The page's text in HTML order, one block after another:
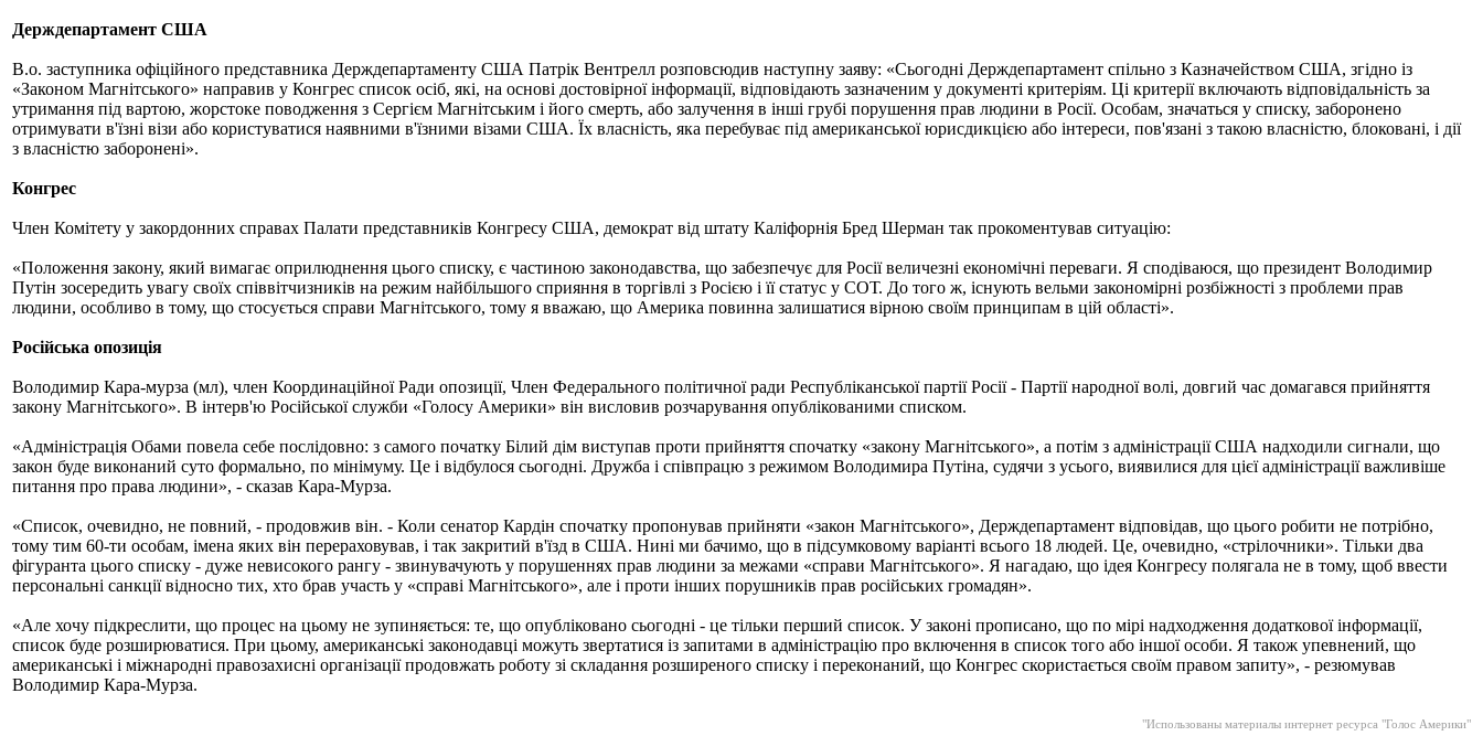
Держдепартамент США
В.о. заступника офіційного представника Держдепартаменту США Патрік Вентрелл розповсюдив наступну заяву: «Сьогодні Держдепартамент спільно з Казначейством США, згідно із
«Законом Магнітського» направив у Конгрес список осіб, які, на основі достовірної інформації, відповідають зазначеним у документі критеріям. Ці критерії включають відповідальність за
утримання під вартою, жорстоке поводження з Сергієм Магнітським і його смерть, або залучення в інші грубі порушення прав людини в Росії. Особам, значаться у списку, заборонено
отримувати в'їзні візи або користуватися наявними в'їзними візами США. Їх власність, яка перебуває під американської юрисдикцією або інтереси, пов'язані з такою власністю, блоковані, і дії
з власністю заборонені».
Конгрес
Член Комітету у закордонних справах Палати представників Конгресу США, демократ від штату Каліфорнія Бред Шерман так прокоментував ситуацію:
«Положення закону, який вимагає оприлюднення цього списку, є частиною законодавства, що забезпечує для Росії величезні економічні переваги. Я сподіваюся, що президент Володимир
Путін зосередить увагу своїх співвітчизників на режим найбільшого сприяння в торгівлі з Росією і її статус у СОТ. До того ж, існують вельми закономірні розбіжності з проблеми прав
людини, особливо в тому, що стосується справи Магнітського, тому я вважаю, що Америка повинна залишатися вірною своїм принципам в цій області».
Російська опозиція
Володимир Кара-мурза (мл), член Координаційної Ради опозиції, Член Федерального політичної ради Республіканської партії Росії - Партії народної волі, довгий час домагався прийняття
закону Магнітського». В інтерв'ю Російської служби «Голосу Америки» він висловив розчарування опублікованими списком.
«Адміністрація Обами повела себе послідовно: з самого початку Білий дім виступав проти прийняття спочатку «закону Магнітського», а потім з адміністрації США надходили сигнали, що
закон буде виконаний суто формально, по мінімуму. Це і відбулося сьогодні. Дружба і співпрацю з режимом Володимира Путіна, судячи з усього, виявилися для цієї адміністрації важливіше
питання про права людини», - сказав Кара-Мурза.
«Список, очевидно, не повний, - продовжив він. - Коли сенатор Кардін спочатку пропонував прийняти «закон Магнітського», Держдепартамент відповідав, що цього робити не потрібно,
тому тим 60-ти особам, імена яких він перераховував, і так закритий в'їзд в США. Нині ми бачимо, що в підсумковому варіанті всього 18 людей. Це, очевидно, «стрілочники». Тільки два
фігуранта цього списку - дуже невисокого рангу - звинувачують у порушеннях прав людини за межами «справи Магнітського». Я нагадаю, що ідея Конгресу полягала не в тому, щоб ввести
персональні санкції відносно тих, хто брав участь у «справі Магнітського», але і проти інших порушників прав російських громадян».
«Але хочу підкреслити, що процес на цьому не зупиняється: те, що опубліковано сьогодні - це тільки перший список. У законі прописано, що по мірі надходження додаткової інформації,
список буде розширюватися. При цьому, американські законодавці можуть звертатися із запитами в адміністрацію про включення в список того або іншої особи. Я також упевнений, що
американські і міжнародні правозахисні організації продовжать роботу зі складання розширеного списку і переконаний, що Конгрес скористається своїм правом запиту», - резюмував
Володимир Кара-Мурза.
"Использованы материалы интернет ресурса "Голос Америки"